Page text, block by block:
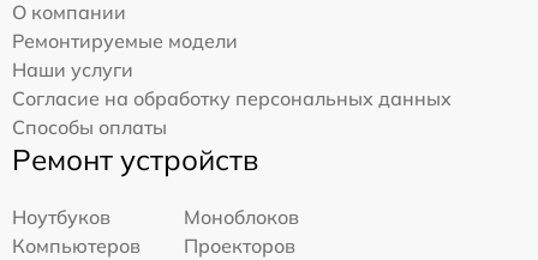
О компании
Ремонтируемые модели
Наши услуги
Согласие на обработку персональных данных
Способы оплаты
Ремонт устройств
Ноутбуков
Моноблоков
Компьютеров
Проекторов